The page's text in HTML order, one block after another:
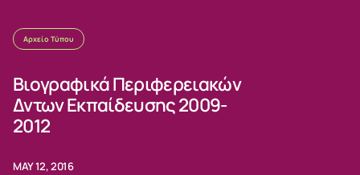
Αρχείο Τύπου
Βιογραφικά Περιφερειακών
Δντων Εκπαίδευσης 2009-
2012
MAY 12, 2016